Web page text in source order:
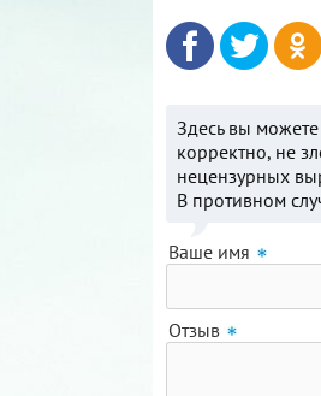
Здесь вы
корректно, не
нецензурных
В противном
Ваше имя
Отзыв